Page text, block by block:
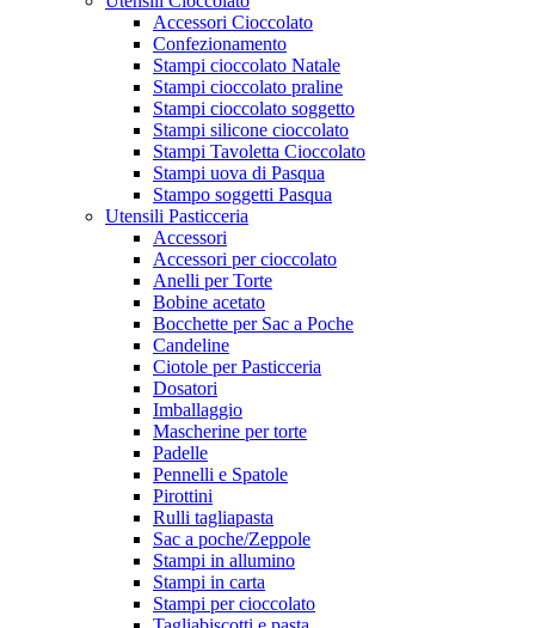
Accessori Cioccolato
Confezionamento
Stampi cioccolato Natale
Stampi cioccolato praline
Stampi cioccolato soggetto
Stampi silicone cioccolato
Stampi Tavoletta Cioccolato
Stampi uova di Pasqua
Stampo soggetti Pasqua
Utensili Pasticceria
Accessori
Accessori per cioccolato
Anelli per Torte
Bobine acetato
Bocchette per Sac a Poche
Candeline
Ciotole per Pasticceria
Dosatori
Imballaggio
Mascherine per torte
Padelle
Pennelli e Spatole
Pirottini
Rulli tagliapasta
Sac a poche/Zeppole
Stampi in allumino
Stampi in carta
Stampi per cioccolato